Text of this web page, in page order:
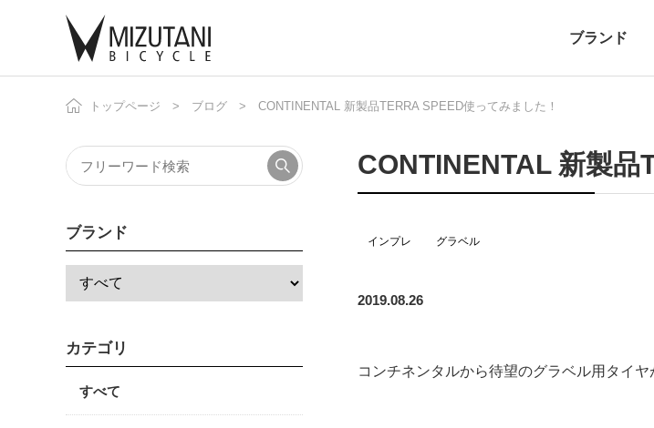
ブランド
自転車 自転車パーツ
ニュース プレスリリース
トップページ ブログ CONTINENTAL 新製品TERRA SPEED使ってみました！
CONTINENTAL 新製品
インプレ グラベル
2019.08.26
コンチネンタルから待望のグラベル用タイヤ
ブランド
カテゴリ
すべて